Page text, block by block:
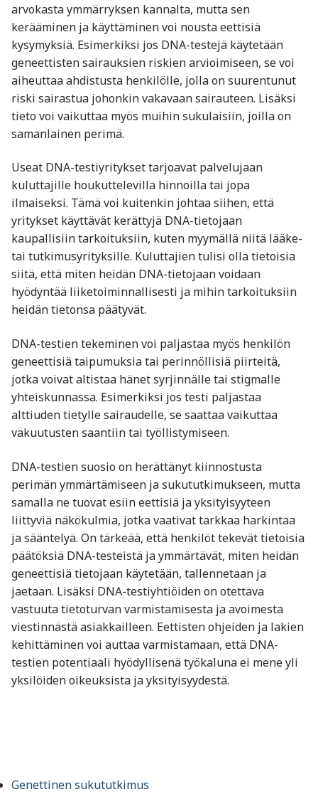
arvokasta ymmärryksen kannalta, mutta sen
kerääminen ja käyttäminen voi nousta eettisiä
kysymyksiä. Esimerkiksi jos DNA-testejä käytetään
geneettisten sairauksien riskien arvioimiseen, se voi
aiheuttaa ahdistusta henkilölle, jolla on suurentunut
riski sairastua johonkin vakavaan sairauteen. Lisäksi
tieto voi vaikuttaa myös muihin sukulaisiin, joilla on
samanlainen perimä.
Useat DNA-testiyritykset tarjoavat palvelujaan
kuluttajille houkuttelevilla hinnoilla tai jopa
ilmaiseksi. Tämä voi kuitenkin johtaa siihen, että
yritykset käyttävät kerättyjä DNA-tietojaan
kaupallisiin tarkoituksiin, kuten myymällä niitä lääke-
tai tutkimusyrityksille. Kuluttajien tulisi olla tietoisia
siitä, että miten heidän DNA-tietojaan voidaan
hyödyntää liiketoiminnallisesti ja mihin tarkoituksiin
heidän tietonsa päätyvät.
DNA-testien tekeminen voi paljastaa myös henkilön
geneettisiä taipumuksia tai perinnöllisiä piirteitä,
jotka voivat altistaa hänet syrjinnälle tai stigmalle
yhteiskunnassa. Esimerkiksi jos testi paljastaa
alttiuden tietylle sairaudelle, se saattaa vaikuttaa
vakuutusten saantiin tai työllistymiseen.
DNA-testien suosio on herättänyt kiinnostusta
perimän ymmärtämiseen ja sukututkimukseen, mutta
samalla ne tuovat esiin eettisiä ja yksityisyyteen
liittyviä näkökulmia, jotka vaativat tarkkaa harkintaa
ja sääntelyä. On tärkeää, että henkilöt tekevät tietoisia
päätöksiä DNA-testeistä ja ymmärtävät, miten heidän
geneettisiä tietojaan käytetään, tallennetaan ja
jaetaan. Lisäksi DNA-testiyhtiöiden on otettava
vastuuta tietoturvan varmistamisesta ja avoimesta
viestinnästä asiakkailleen. Eettisten ohjeiden ja lakien
kehittäminen voi auttaa varmistamaan, että DNA-
testien potentiaali hyödyllisenä työkaluna ei mene yli
yksilöiden oikeuksista ja yksityisyydestä.
Genettinen sukututkimus